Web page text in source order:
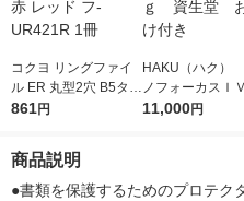
コクヨ リングファイ
ル ER 丸型2穴 B5タテ
背幅29mm 赤 レッド
861円
HAKU（ハク）
ノフォーカス
5ｇ 資生堂 お
11,000円
商品説明
●書類を保護するためのプロテク